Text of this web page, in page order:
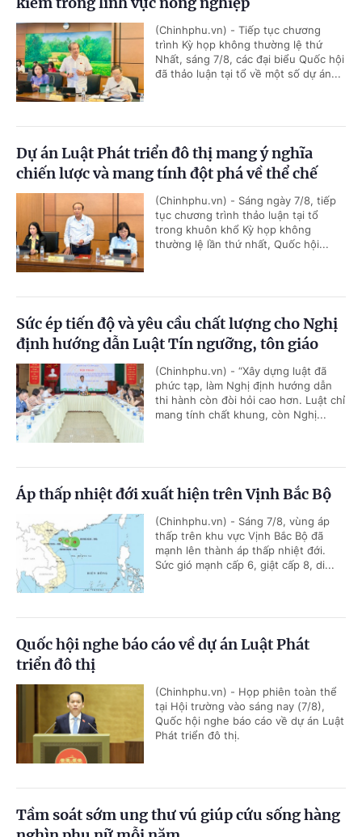
(Chinhphu.vn) - Tiếp tục chương
trình Kỳ họp không thường lệ thứ
Nhất, sáng 7/8, các đại biểu Quốc hội
đã thảo luận tại tổ về một số dự án...
Dự án Luật Phát triển đô thị mang ý nghĩa
chiến lược và mang tính đột phá về thể chế
(Chinhphu.vn) - Sáng ngày 7/8, tiếp
tục chương trình thảo luận tại tổ
trong khuôn khổ Kỳ họp không
thường lệ lần thứ nhất, Quốc hội...
Sức ép tiến độ và yêu cầu chất lượng cho Nghị
định hướng dẫn Luật Tín ngưỡng, tôn giáo
(Chinhphu.vn) - “Xây dựng luật đã
phức tạp, làm Nghị định hướng dẫn
thi hành còn đòi hỏi cao hơn. Luật chỉ
mang tính chất khung, còn Nghị...
Áp thấp nhiệt đới xuất hiện trên Vịnh Bắc Bộ
(Chinhphu.vn) - Sáng 7/8, vùng áp
thấp trên khu vực Vịnh Bắc Bộ đã
mạnh lên thành áp thấp nhiệt đới.
Sức gió mạnh cấp 6, giật cấp 8, di...
Quốc hội nghe báo cáo về dự án Luật Phát
triển đô thị
(Chinhphu.vn) - Họp phiên toàn thể
tại Hội trường vào sáng nay (7/8),
Quốc hội nghe báo cáo về dự án Luật
Phát triển đô thị.
Tầm soát sớm ung thư vú giúp cứu sống hàng